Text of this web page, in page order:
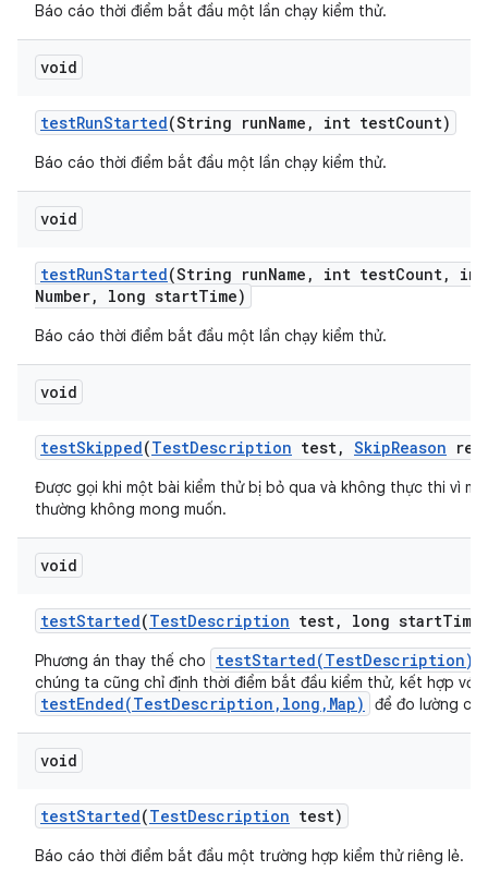
Báo cáo thời điểm bắt đầu một lần chạy kiểm thử.
void
testRunStarted(String runName , int testCount)
Báo cáo thời điểm bắt đầu một lần chạy kiểm thử.
void
testRunStarted(String runName , int testCount,
int
Number, long startTime)
Báo cáo thời điểm bắt đầu một lần chạy kiểm thử.
void
testSkipped(TestDescription test, SkipReason
Được gọi khi một bài kiểm thử bị bỏ qua và không thực thi vì
thường không mong muốn.
void
testStarted(TestDescription test, long start
Phương án thay thế cho testStarted(TestDescription)
chúng ta cũng chỉ định thời điểm bắt đầu kiểm thử, kết hợp với
testEnded(TestDescription,long,Map) để đo lường
void
testStarted(TestDescription test)
Báo cáo thời điểm bắt đầu một trường hợp kiểm thử riêng lẻ.